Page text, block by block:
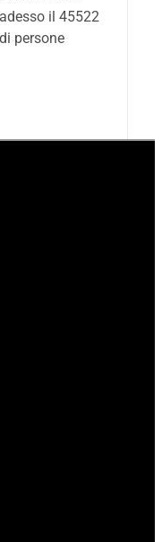
il 45522
persone